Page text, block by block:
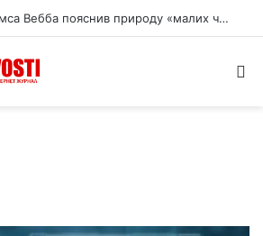
Телескоп Джеймса Вебба пояснив природу «малих червоних цяток»